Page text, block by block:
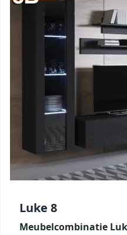
Luke 8
Meubelcombinatie